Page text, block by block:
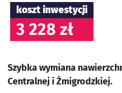
koszt inwestycji
3 228 zł
Szybka wymiana
Centralnej i Żmigrodzkiej.